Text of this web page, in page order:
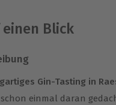
Blick
Gin-Tasting in
einmal daran